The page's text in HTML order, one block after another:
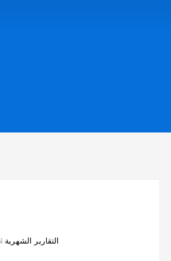
التقارير الشهرية